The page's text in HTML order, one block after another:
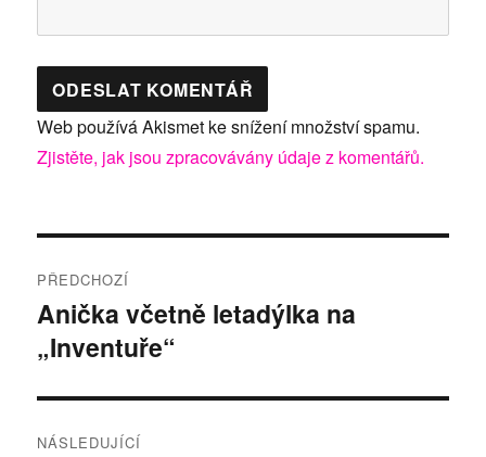
Web používá Akismet ke snížení množství spamu.
Zjistěte, jak jsou zpracovávány údaje z komentářů.
pro
příspěvek
PŘEDCHOZÍ
Předchozí
příspěvek:
Anička včetně letadýlka na
„Inventuře“
NÁSLEDUJÍCÍ